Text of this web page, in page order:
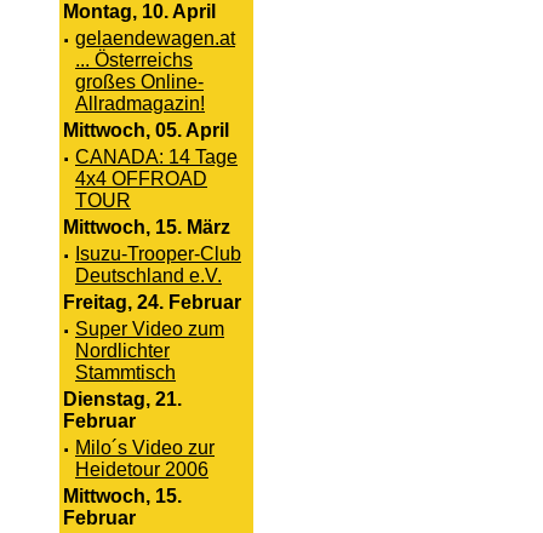
Montag, 10. April
· gelaendewagen.at
... Österreichs
großes Online-
Allradmagazin!
Mittwoch, 05. April
· CANADA: 14 Tage
4x4 OFFROAD
TOUR
Mittwoch, 15. März
· Isuzu-Trooper-Club
Deutschland e.V.
Freitag, 24. Februar
· Super Video zum
Nordlichter
Stammtisch
Dienstag, 21.
Februar
· Milo´s Video zur
Heidetour 2006
Mittwoch, 15.
Februar